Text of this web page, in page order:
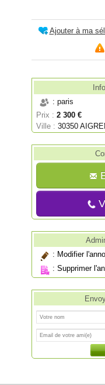
Ajouter à ma
: paris
Prix : 2 300 €
Ville :30350
: Modifier
:Supprimer